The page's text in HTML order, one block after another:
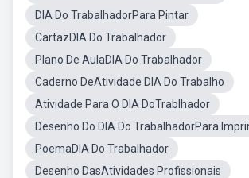
DIA Do TrabalhadorPara Pintar
CartazDIA Do Trabalhador
Plano De AulaDIA Do Trabalhador
Caderno DeAtividade DIA Do Trabalho
Atividade Para O DIA DoTrablhador
Desenho Do DIA Do TrabalhadorPara
PoemaDIA Do Trabalhador
Desenho DasAtividades Profissionais